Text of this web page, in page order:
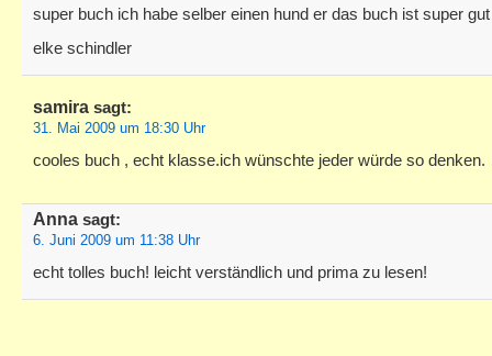
super buch ich habe selber einen hund er das buch ist super gut
elke schindler
samira sagt:
31. Mai 2009 um 18:30 Uhr
cooles buch , echt klasse.ich wünschte jeder würde so denken.
Anna sagt:
6. Juni 2009 um 11:38 Uhr
echt tolles buch! leicht verständlich und prima zu lesen!